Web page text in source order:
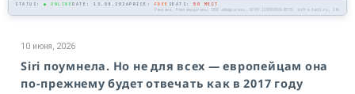
STATUS: ● ONLINEDATE: 13.08.2026PRICE: FREE SEATS: 50 МЕСТ
Реклама. Рекламодатель: ООО «Инфратех», ОГРН 1195081048073, infra-tech.ru, 18+
10 июня, 2026
Siri поумнела. Но не для всех — европейцам она
по-прежнему будет отвечать как в 2017 году